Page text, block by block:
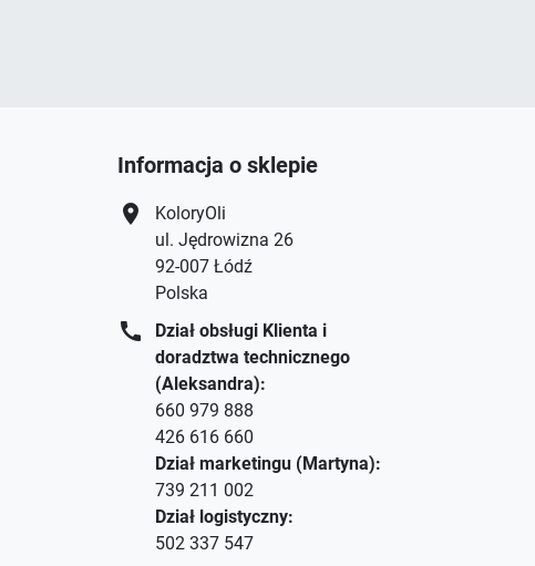
Informacja o sklepie
location_on
KoloryOli
ul. Jędrowizna 26
92-007 Łódź
Polska
call
Dział obsługi Klienta i
doradztwa technicznego
(Aleksandra):
660 979 888
426 616 660
Dział marketingu (Martyna):
739 211 002
Dział logistyczny:
502 337 547